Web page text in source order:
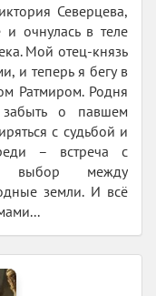
Северцева,
очнулась в теле
Мой отец-князь
и теперь я бегу в
Ратмиром. Родня
о павшем
с судьбой и
– встреча с
выбор между
земли. И всё